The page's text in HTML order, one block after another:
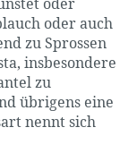
oder
oder auch
zu Sprossen
insbesondere
zu
übrigens eine
nennt sich